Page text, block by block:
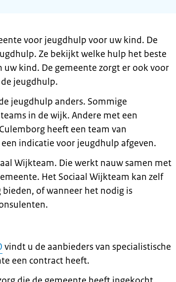
voor jeugdhulp voor uw kind. De
Ze bekijkt welke hulp het beste
uw kind. De gemeente zorgt er ook voor
jeugdhulp.
jeugdhulp anders. Sommige
in de wijk. Andere met een
heeft een team van
indicatie voor jeugdhulp afgeven.
Wijkteam. Die werkt nauw samen met
Het Sociaal Wijkteam kan zelf
of wanneer het nodig is
vindt u de aanbieders van specialistische
een contract heeft.